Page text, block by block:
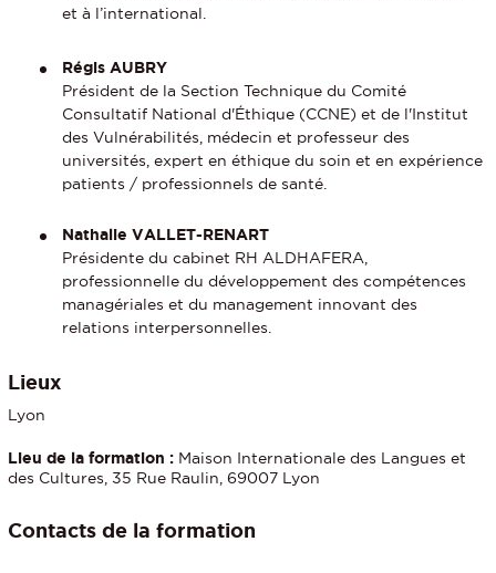
et à l’international.
Régis AUBRY
Président de la Section Technique du Comité
Consultatif National d'Éthique (CCNE) et de l'Institut
des Vulnérabilités, médecin et professeur des
universités, expert en éthique du soin et en expérience
patients / professionnels de santé.
Nathalie VALLET-RENART
Présidente du cabinet RH ALDHAFERA,
professionnelle du développement des compétences
managériales et du management innovant des
relations interpersonnelles.
Lieux
Lyon
Lieu de la formation : Maison Internationale des Langues et
des Cultures, 35 Rue Raulin, 69007 Lyon
Contacts de la formation